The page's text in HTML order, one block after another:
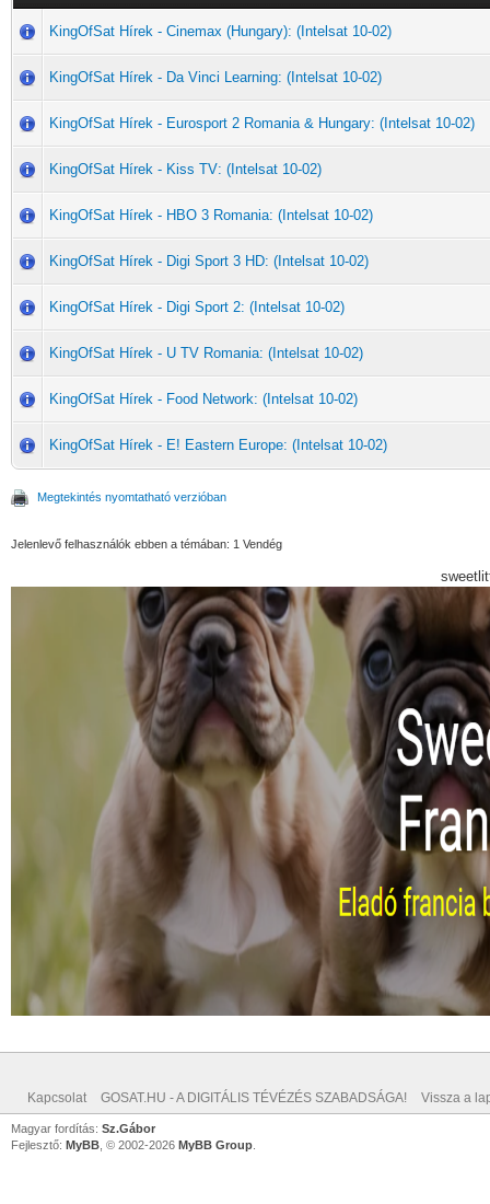
KingOfSat Hírek - Cinemax (Hungary): (Intelsat 10-02)
KingOfSat Hírek - Da Vinci Learning: (Intelsat 10-02)
KingOfSat Hírek - Eurosport 2 Romania & Hungary: (Intelsat 10-02)
KingOfSat Hírek - Kiss TV: (Intelsat 10-02)
KingOfSat Hírek - HBO 3 Romania: (Intelsat 10-02)
KingOfSat Hírek - Digi Sport 3 HD: (Intelsat 10-02)
KingOfSat Hírek - Digi Sport 2: (Intelsat 10-02)
KingOfSat Hírek - U TV Romania: (Intelsat 10-02)
KingOfSat Hírek - Food Network: (Intelsat 10-02)
KingOfSat Hírek - E! Eastern Europe: (Intelsat 10-02)
Megtekintés nyomtatható verzióban
Jelenlevő felhasználók ebben a témában: 1 Vendég
Kapcsolat GOSAT.HU - A DIGITÁLIS TÉVÉZÉS SZABADSÁGA! Vissza a
Magyar fordítás: Sz.Gábor
Fejlesztő: MyBB , © 2002-2026 MyBB Group